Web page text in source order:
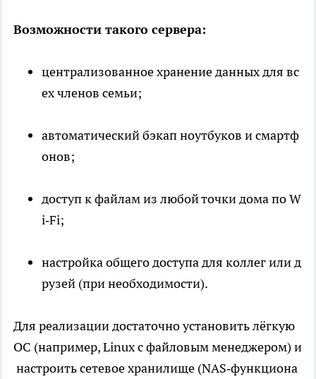
Возможности такого сервера:
централизованное хранение данных для вс
ех членов семьи;
автоматический бэкап ноутбуков и смартф
онов;
доступ к файлам из любой точки дома по W
i‑Fi;
настройка общего доступа для коллег или д
рузей (при необходимости).
Для реализации достаточно установить лёгкую
ОС (например, Linux с файловым менеджером) и
настроить сетевое хранилище (NAS‑функциона